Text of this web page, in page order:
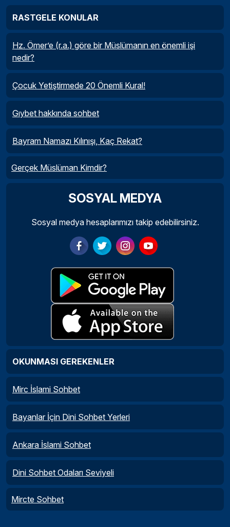
RASTGELE KONULAR
Hz. Ömer’e (r.a.) göre bir Müslümanın en önemli işi
nedir?
Çocuk Yetiştirmede 20 Önemli Kural!
Gıybet hakkında sohbet
Bayram Namazı Kılınışı, Kaç Rekat?
Gerçek Müslüman Kimdir?
SOSYAL MEDYA
Sosyal medya hesaplarımızı takip edebilirsiniz.
OKUNMASI GEREKENLER
Mirc İslami Sohbet
Bayanlar İçin Dini Sohbet Yerleri
Ankara İslami Sohbet
Dini Sohbet Odaları Seviyeli
Mircte Sohbet